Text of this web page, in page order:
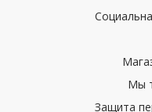
Мы
Защита